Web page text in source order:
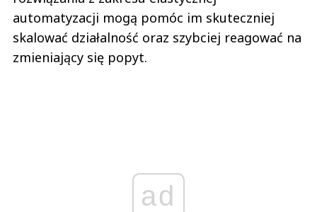
automatyzacji mogą pomóc im skuteczniej
skalować działalność oraz szybciej reagować na
zmieniający się popyt.
ad